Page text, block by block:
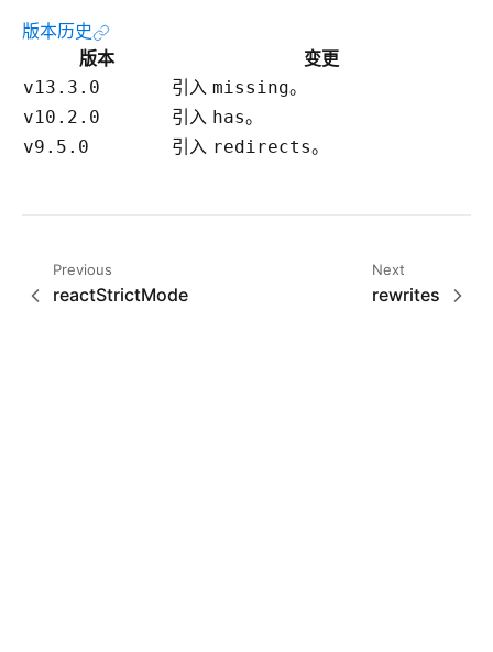
版本历史
版本
变更
v13.3.0 引入 missing。
v10.2.0 引入 has。
v9.5.0 引入 redirects。
Previous
reactStrictMode
Next
rewrites